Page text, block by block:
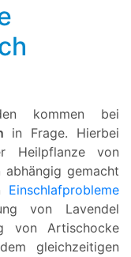
kommen bei
in Frage. Hierbei
Heilpflanze von
gemacht
Einschlafprobleme
von Lavendel
von Artischocke
gleichzeitigen